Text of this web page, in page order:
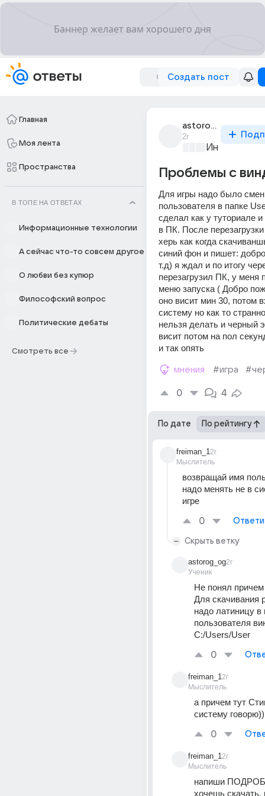
Создать пост
Главная
Моя лента
Пространства
В ТОПЕ НА ОТВЕТАХ
Информационные технологии
А сейчас что-то совсем другое
О любви без купюр
Философский вопрос
Политические дебаты
Смотреть все
astorog_og
2г
Проблемы с
Для игры надо было
пользователя в папке
сделал как у туториале и
в ПК. После
херь как когда
синий фон и пишет:
т.д) я ждал и по итогу
перезагрузил ПК, у меня
меню запуска ( Добро
оно висит мин 30, потом
систему но как то
нельзя делать и черный
висит потом на пол
и так опять
мнения #игра
0 4
По дате По рейтингу
freiman_1
Мыслитель
2г
возвращай имя
надо менять не в
игре
0
Скрыть ветку
astorog_og
Ученик
2г
Не понял
Для скачивания
надо латиницу в
пользователя
C:/Users/User
0
freiman_1
Мыслитель
2г
а причем тут
систему говорю))
0
freiman_1
Мыслитель
2г
напиши
хочешь скачать,